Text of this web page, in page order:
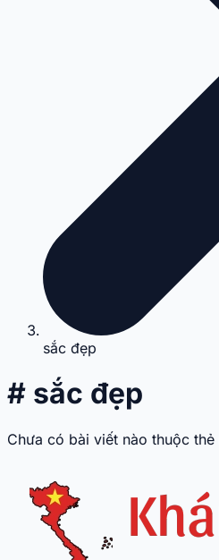
sắc đẹp
# sắc đẹp
Chưa có bài viết nào thuộc thẻ